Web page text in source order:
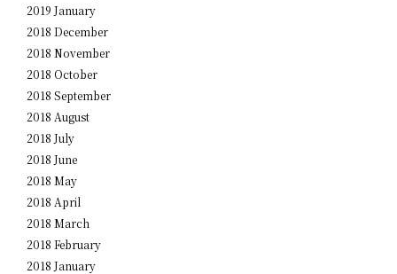
2019 January
2018 December
2018 November
2018 October
2018 September
2018 August
2018 July
2018 June
2018 May
2018 April
2018 March
2018 February
2018 January